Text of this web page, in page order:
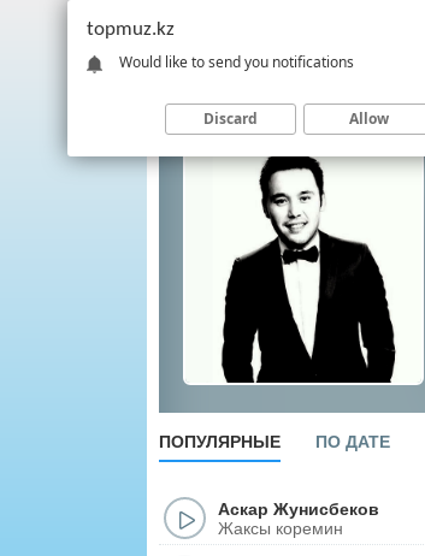
ПОПУЛЯРНЫЕ ПО ДАТЕ
Аскар Жунисбеков
Жаксы коремин
topmuz.kz
Would like to send you notifications
Discard Allow